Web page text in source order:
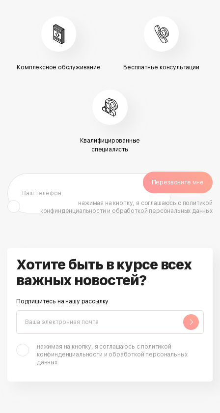
Комплексное обслуживание Бесплатные консультации
Квалифицированные
специалисты
Перезвоните мне
нажимая на кнопку, я соглашаюсь с политикой
конфинденциальности и обработкой персональных данных
Хотите быть в курсе всех
важных новостей?
Подпишитесь на нашу рассылку
нажимая на кнопку, я соглашаюсь с политикой
конфинденциальности и обработкой персональных
данных